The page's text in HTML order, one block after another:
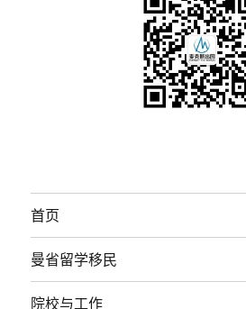
首页
曼省留学移民
院校与工作